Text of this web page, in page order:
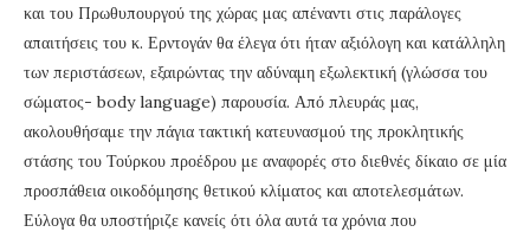
και του Πρωθυπουργού της χώρας μας απέναντι στις παράλογες
απαιτήσεις του κ. Ερντογάν θα έλεγα ότι ήταν αξιόλογη και κατάλληλη
των περιστάσεων, εξαιρώντας την αδύναμη εξωλεκτική (γλώσσα του
σώματος- body language) παρουσία. Από πλευράς μας,
ακολουθήσαμε την πάγια τακτική κατευνασμού της προκλητικής
στάσης του Τούρκου προέδρου με αναφορές στο διεθνές δίκαιο σε μία
προσπάθεια οικοδόμησης θετικού κλίματος και αποτελεσμάτων.
Εύλογα θα υποστήριζε κανείς ότι όλα αυτά τα χρόνια που